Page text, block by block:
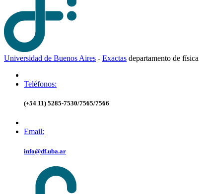
Universidad de Buenos Aires - Exactas departamento de física
Teléfonos:
(+54 11) 5285-7530/7565/7566
Email:
info@df.uba.ar